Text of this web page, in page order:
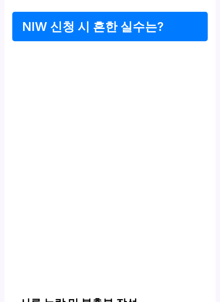
NIW 신청 시 흔한 실수는?